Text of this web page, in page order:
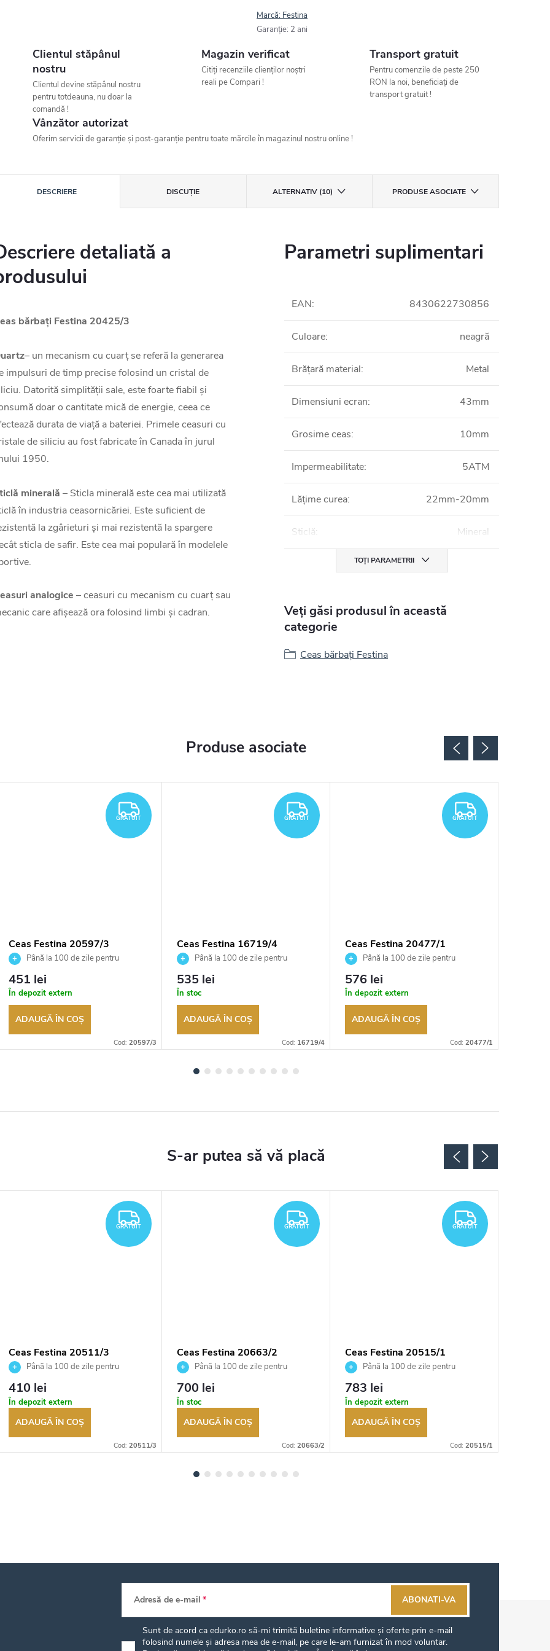
Marcă: Festina
Garanţie: 2 ani
Clientul stăpânul
nostru
Clientul devine stăpânul nostru
pentru totdeauna, nu doar la
comandă !
Magazin verificat
Citiți recenziile clienților noștri
reali pe Compari !
Transport gratuit
Pentru comenzile de peste 250
RON la noi, beneficiați de
transport gratuit !
Vânzător autorizat
Oferim servicii de garanție și post-garanție pentru toate mărcile în magazinul nostru online !
DESCRIERE DISCUŢIE ALTERNATIV (10) PRODUSE ASOCIATE
detaliată a
bărbați Festina 20425/3
– un mecanism cu cuarț se referă la generarea
impulsuri de timp precise folosind un cristal de
Datorită simplității sale, este foarte fiabil și
doar o cantitate mică de energie, ceea ce
durata de viață a bateriei. Primele ceasuri cu
de siliciu au fost fabricate în Canada în jurul
1950.
minerală – Sticla minerală este cea mai utilizată
în industria ceasornicăriei. Este suficient de
la zgârieturi și mai rezistentă la spargere
sticla de safir. Este cea mai populară în modelele
analogice – ceasuri cu mecanism cu cuarț sau
care afișează ora folosind limbi și cadran.
Parametri suplimentari
EAN: 8430622730856
Culoare: neagră
Brățară material: Metal
Dimensiuni ecran: 43mm
Grosime ceas: 10mm
Impermeabilitate: 5ATM
Lățime curea: 22mm-20mm
Sticlă: Mineral
TOȚI PARAMETRII
Veți găsi produsul în această
categorie
Ceas bărbați Festina
Produse asociate
GRATUIT
GRATUIT
Ceas Festina 20597/3
Până la 100 de zile pentru
returnarea bunurilor. Vânzător
autorizat
451 lei
În depozit extern
ADAUGĂ ÎN COŞ
Cod: 20597/3
GRATUIT
GRATUIT
Ceas Festina 16719/4
Până la 100 de zile pentru
returnarea bunurilor. Vânzător
autorizat
535 lei
În stoc
ADAUGĂ ÎN COŞ
Cod: 16719/4
GRATUIT
GRATUIT
Ceas Festina 20477/1
Până la 100 de zile pentru
returnarea bunurilor. Vânzător
autorizat
576 lei
În depozit extern
ADAUGĂ ÎN COŞ
Cod: 20477/1
GRATUIT
GRATUIT
Ceas Festina 20511/3
Până la 100 de zile pentru
returnarea bunurilor. Vânzător
autorizat
410 lei
În depozit extern
ADAUGĂ ÎN COŞ
Cod: 20511/3
GRATUIT
GRATUIT
Ceas Festina 20663/2
Până la 100 de zile pentru
returnarea bunurilor. Vânzător
autorizat
700 lei
În stoc
ADAUGĂ ÎN COŞ
Cod: 20663/2
GRATUIT
GRATUIT
Ceas Festina 20515/1
Până la 100 de zile pentru
returnarea bunurilor. Vânzător
autorizat
783 lei
În depozit extern
ADAUGĂ ÎN COŞ
Cod: 20515/1
Adresă de e-mail
Sunt de acord ca edurko.ro să-mi trimită buletine informative și oferte prin e-mail
folosind numele și adresa mea de e-mail, pe care le-am furnizat în mod voluntar.
ABONATI-VA